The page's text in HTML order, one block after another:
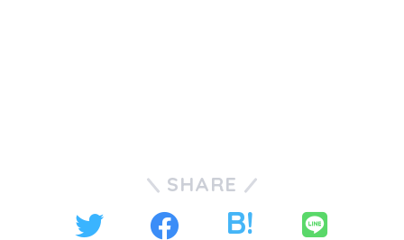
SHARE